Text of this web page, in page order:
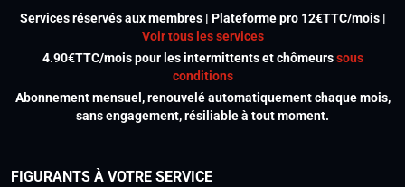
Services réservés aux membres | Plateforme pro 12€TTC/mois |
Voir tous les services
4.90€TTC/mois pour les intermittents et chômeurssous
conditions
Abonnement mensuel, renouvelé automatiquement chaque mois,
sans engagement, résiliable à tout moment.
FIGURANTS À VOTRE SERVICE